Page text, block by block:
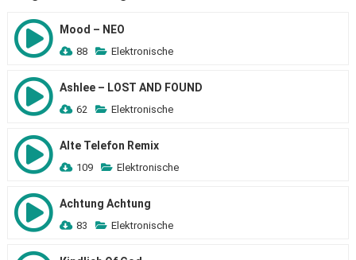
Mood – NEO
88 Elektronische
Ashlee – LOST AND FOUND
62 Elektronische
Alte Telefon Remix
109 Elektronische
Achtung Achtung
83 Elektronische